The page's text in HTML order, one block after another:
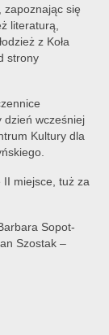
zapoznając się
literaturą,
z Koła
strony
dzień wcześniej
Kultury dla
II miejsce, tuż za
Sopot-
Szostak –